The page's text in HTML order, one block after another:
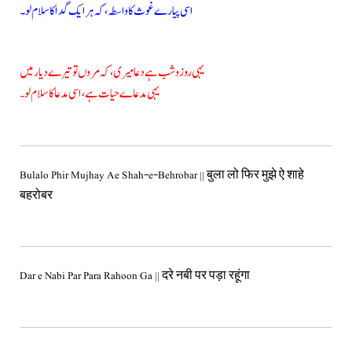
اسی پیارے غوث کا واسطہ، کہ ہر ایک گدا کا سلام لو۔
یہی روز و شب ہے دعا میری، کہ مروں تو تیرے دیار میں
یہی مدعاے حیات ہے، اسی مدعا کا سلام لو۔
Bulalo Phir Mujhay Ae Shah-e-Behrobar || बुला लो फिर मुझे ऐ शाहे
बहरोबर
Dar e Nabi Par Para Rahoon Ga || दरे नबी पर पड़ा रहूंगा